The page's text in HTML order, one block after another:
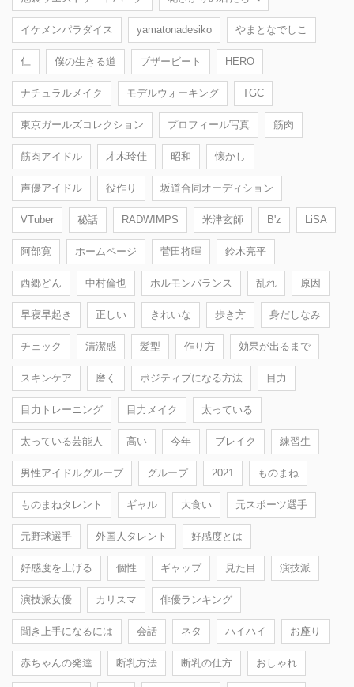
イケメンパラダイス yamatonadesiko やまとなでしこ
仁 僕の生きる道 ブザービート HERO
ナチュラルメイク モデルウォーキング TGC
東京ガールズコレクション プロフィール写真 筋肉
筋肉アイドル 才木玲佳 昭和 懐かし
声優アイドル 役作り 坂道合同オーディション
VTuber 秘話 RADWIMPS 米津玄師 B'z LiSA
阿部寛 ホームページ 菅田将暉 鈴木亮平
西郷どん 中村倫也 ホルモンバランス 乱れ 原因
早寝早起き 正しい きれいな 歩き方 身だしなみ
チェック 清潔感 髪型 作り方 効果が出るまで
スキンケア 磨く ポジティブになる方法 目力
目力トレーニング 目力メイク 太っている
太っている芸能人 高い 今年 ブレイク 練習生
男性アイドルグループ グループ 2021 ものまね
ものまねタレント ギャル 大食い 元スポーツ選手
元野球選手 外国人タレント 好感度とは
好感度を上げる 個性 ギャップ 見た目 演技派
演技派女優 カリスマ 俳優ランキング
聞き上手になるには 会話 ネタ ハイハイ お座り
赤ちゃんの発達 断乳方法 断乳の仕方 おしゃれ